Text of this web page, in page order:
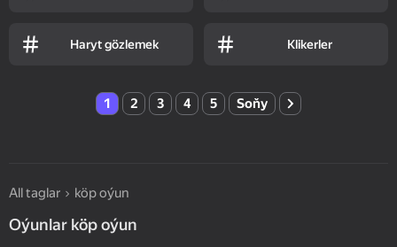
Haryt gözlemek Klikerler
1 2 3 4 5 Soňy
All taglar köp oýun
Oýunlar köp oýun